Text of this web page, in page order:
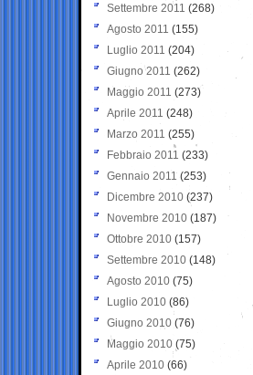
Settembre 2011 (268)
Agosto 2011 (155)
Luglio 2011 (204)
Giugno 2011 (262)
Maggio 2011 (273)
Aprile 2011 (248)
Marzo 2011 (255)
Febbraio 2011 (233)
Gennaio 2011 (253)
Dicembre 2010 (237)
Novembre 2010 (187)
Ottobre 2010 (157)
Settembre 2010 (148)
Agosto 2010 (75)
Luglio 2010 (86)
Giugno 2010 (76)
Maggio 2010 (75)
Aprile 2010 (66)